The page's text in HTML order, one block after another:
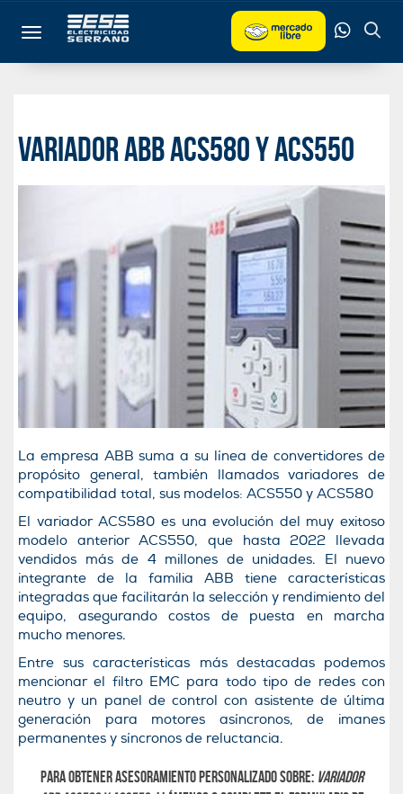
Toggle navigation
Variador ABB ACS580 Y ACS550
La empresa ABB suma a su línea de convertidores de
propósito general, también llamados variadores de
compatibilidad total, sus modelos: ACS550 y ACS580
El variador ACS580 es una evolución del muy exitoso
modelo anterior ACS550, que hasta 2022 llevada
vendidos más de 4 millones de unidades. El nuevo
integrante de la familia ABB tiene características
integradas que facilitarán la selección y rendimiento del
equipo, asegurando costos de puesta en marcha
mucho menores.
Entre sus características más destacadas podemos
mencionar el filtro EMC para todo tipo de redes con
neutro y un panel de control con asistente de última
generación para motores asíncronos, de imanes
permanentes y síncronos de reluctancia.
Para obtener asesoramiento personalizado sobre: VARIADOR